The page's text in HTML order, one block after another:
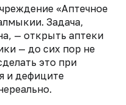
«Аптечное
Задача,
— открыть аптеки
— до сих пор не
это при
и дефиците